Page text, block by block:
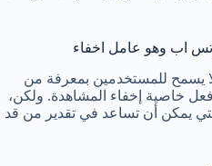
اب وهو عامل اخفاء
للمستخدمين بمعرفة من
خاصية إخفاء المشاهدة. ولكن،
يمكن أن تساعد في تقدير من قد